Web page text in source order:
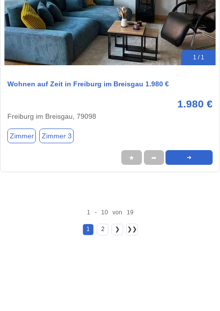
1 / 1
Wohnen auf Zeit in Freiburg im Breisgau 1.980 €
1.980 €
Freiburg im Breisgau, 79098
Zimmer Zimmer 3
★ ➦ ➜
1 - 10 von 19
1 2 ❯ ❯❯